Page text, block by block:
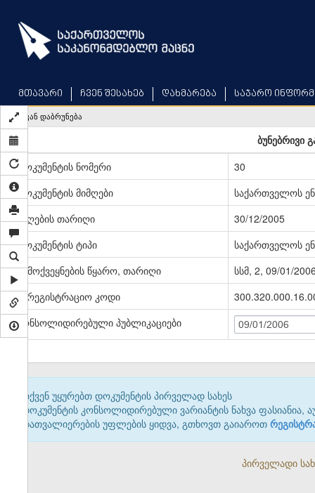
main
content
მთავარი ჩვენ შესახებ დახმარება საჯარო
უკან დაბრუნება
ბუნებრივი
დოკუმენტის ნომერი
30
დოკუმენტის მიმღები
საქართველოს
მიღების თარიღი
30/12/2005
დოკუმენტის ტიპი
საქართველოს
გამოქვეყნების წყარო, თარიღი
სსმ, 2, 09/01/
სარეგისტრაციო კოდი
კონსოლიდირებული პუბლიკაციები
09/01/2006
თქვენ უყურებთ დოკუმენტის პირველად სახეს
დოკუმენტის კონსოლიდირებული ვარიანტის ნახვა ფასიანია,
დათვალიერების უფლების ყიდვა, გთხოვთ გაიაროთ
პირველადი